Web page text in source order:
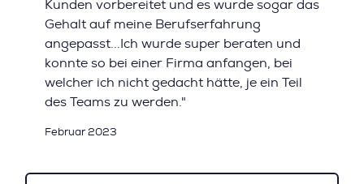
Kunden vorbereitet und es wurde sogar das
Gehalt auf meine Berufserfahrung
angepasst...Ich wurde super beraten und
konnte so bei einer Firma anfangen, bei
welcher ich nicht gedacht hätte, je ein Teil
des Teams zu werden."
Februar 2023